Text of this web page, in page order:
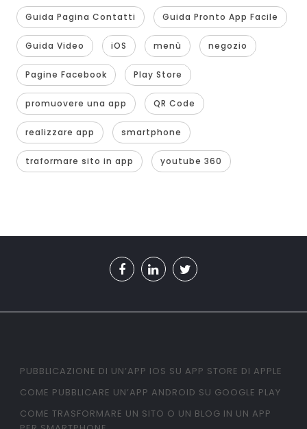
Guida Pagina Contatti Guida Pronto App Facile
Guida Video iOS menù negozio
Pagine Facebook Play Store
promuovere una app QR Code
realizzare app smartphone
traformare sito in app youtube 360
PUBBLICAZIONE DI UN’APP IOS SU APP STORE DI APPLE
COME PUBBLICARE UN’APP ANDROID SU GOOGLE PLAY
COME TRASFORMARE UN SITO O UN BLOG IN UN APP